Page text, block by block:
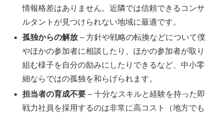
情報格差はありません。近隣では信頼できるコンサ
ルタントが見つけられない地域に最適です。
孤独からの解放 – 方針や戦略の転換などについて僕
やほかの参加者に相談したり、ほかの参加者が取り
組む様子を自分の励みにしたりできるなど、中小零
細ならではの孤独を和らげられます。
担当者の育成不要 – 十分なスキルと経験を持った即
戦力社員を採用するのは非常に高コスト（地方でも